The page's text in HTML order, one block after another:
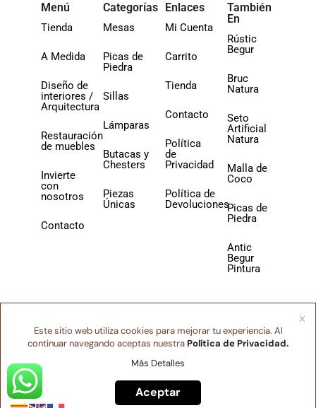
Este sitio web utiliza cookies para mejorar tu experiencia. Al
continuar navegando aceptas nuestra Política de Privacidad.
Más Detalles
Aceptar
Menú
Tienda
A Medida
Diseño de
interiores /
Arquitectura
Restauración
de muebles
Invierte
con
nosotros
Contacto
Mesas
Picas de
Piedra
Sillas
Lámparas
Butacas y
Chesters
Piezas
Únicas
Categorías
Mi Cuenta
Carrito
Tienda
Contacto
Política
de
Privacidad
Política de
Devoluciones
Enlaces
Rústic
Begur
Bruc
Natura
Seto
Artificial
Natura
Malla de
Coco
Picas de
Piedra
Antic
Begur
Pintura
También
En